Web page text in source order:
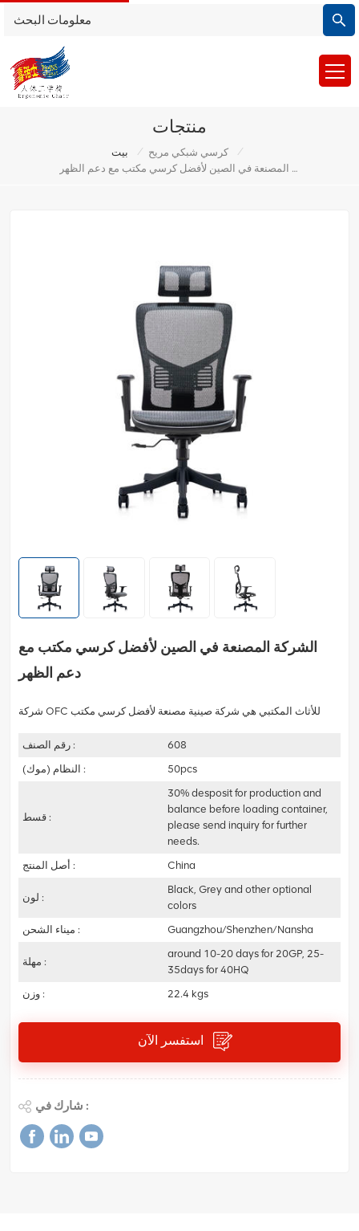
منتجات
بيت / كرسي شبكي مريح
/
الشركة المصنعة في الصين لأفضل كرسي مكتب مع دعم الظهر
الشركة المصنعة في الصين لأفضل كرسي مكتب مع
دعم الظهر
شركة OFC للأثاث المكتبي هي شركة صينية مصنعة لأفضل كرسي مكتب
رقم الصنف :
608
النظام (موك) :
50pcs
قسط :
30% desposit for production and
balance before loading container,
please send inquiry for further
needs.
أصل المنتج :
China
لون :
Black, Grey and other optional
colors
ميناء الشحن :
Guangzhou/Shenzhen/Nansha
مهلة :
around 10-20 days for 20GP, 25-
35days for 40HQ
وزن :
22.4 kgs
شارك في :